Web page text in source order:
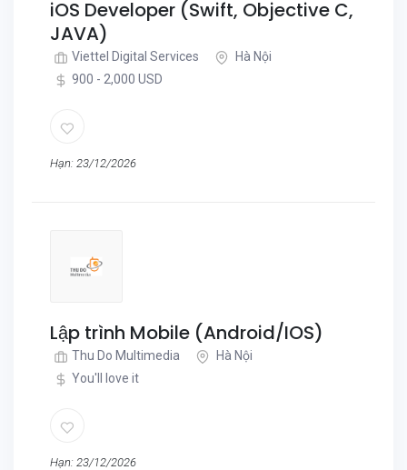
iOS Developer (Swift, Objective C,
JAVA)
Viettel Digital Services
Hà Nội
900 - 2,000 USD
Hạn: 23/12/2026
Lập trình Mobile (Android/IOS)
Thu Do Multimedia
Hà Nội
You'll love it
Hạn: 23/12/2026